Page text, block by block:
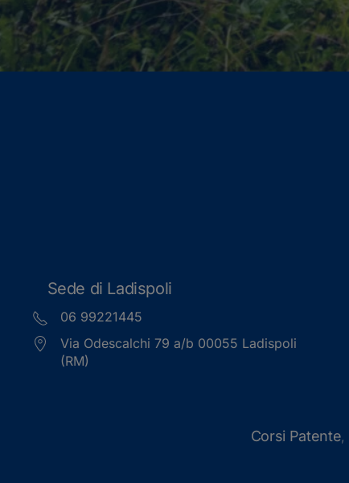
Sede di Ladispoli
06 99221445
Via Odescalchi 79 a/b 00055 Ladispoli
(RM)
Corsi Patente,